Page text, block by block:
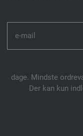
dage. Mindste
Der kan kun